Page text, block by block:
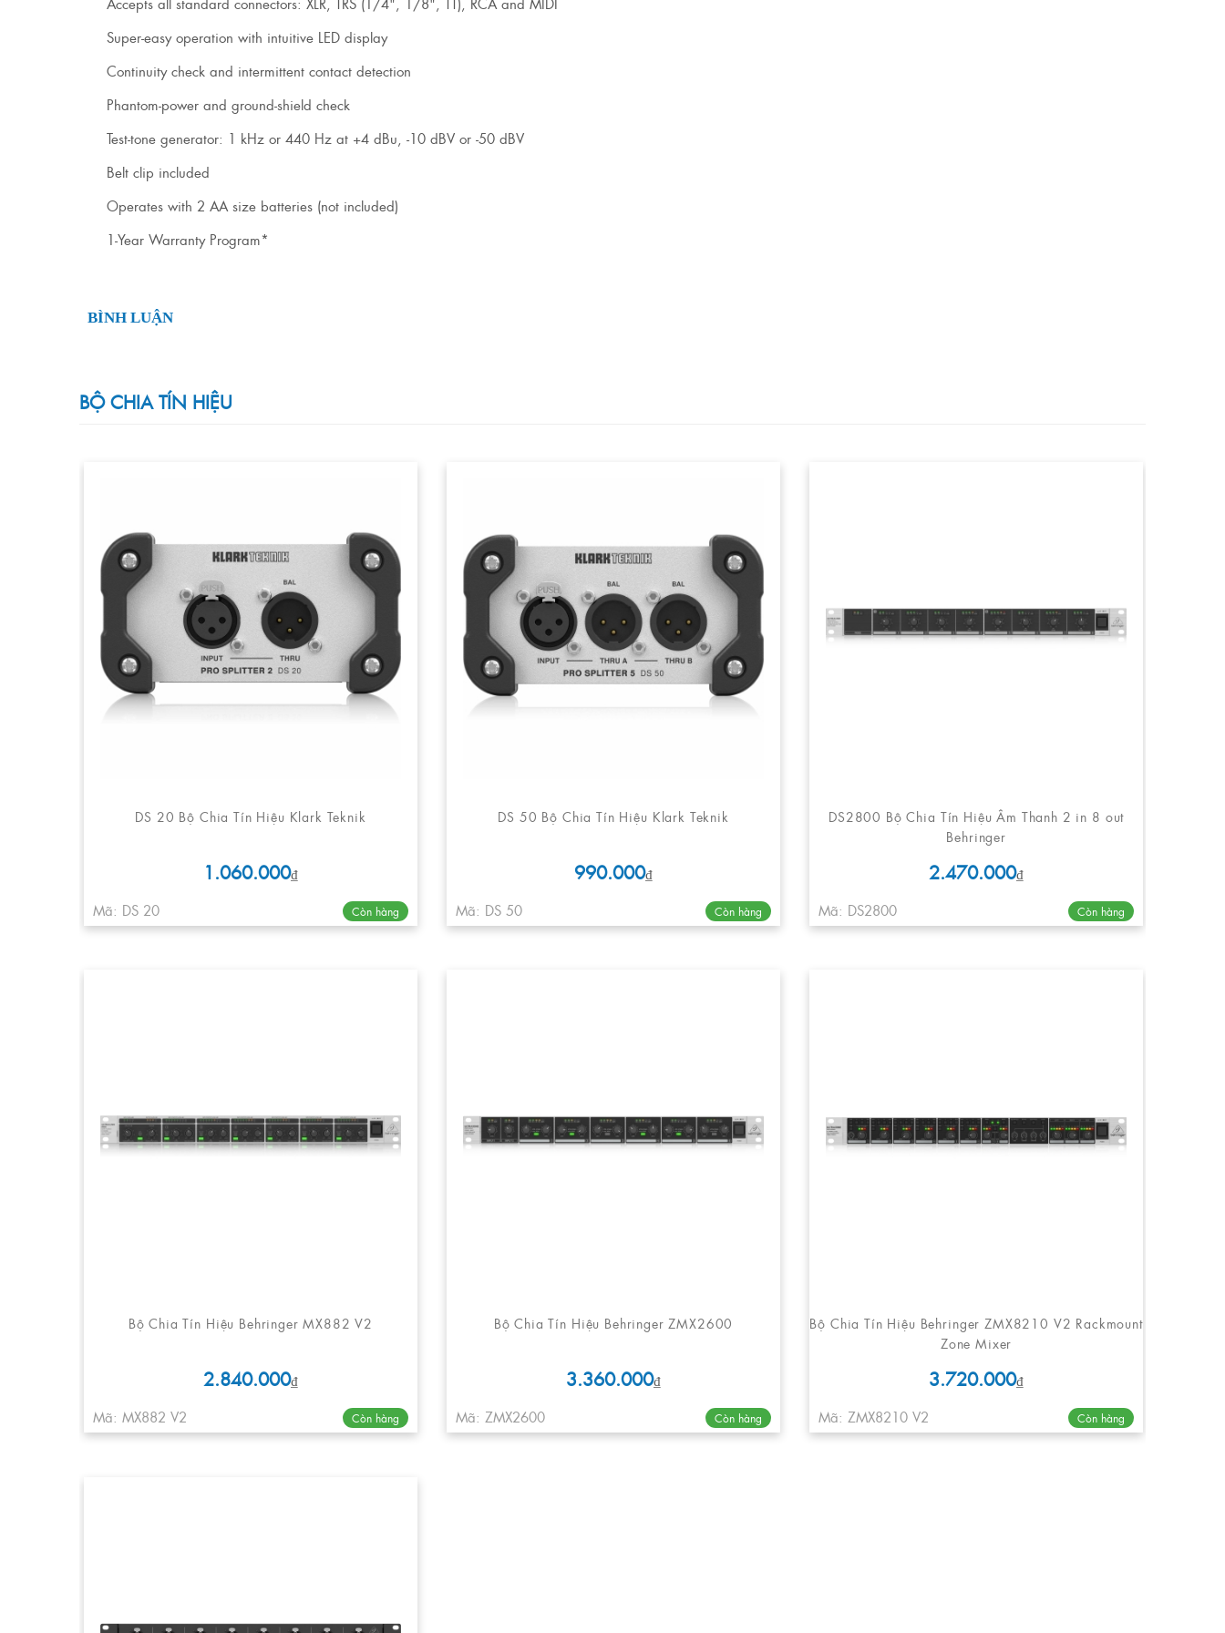
Super-easy operation with intuitive LED display
Continuity check and intermittent contact detection
Phantom-power and ground-shield check
Test-tone generator: 1 kHz or 440 Hz at +4 dBu, -10 dBV or -50 dBV
Belt clip included
Operates with 2 AA size batteries (not included)
1-Year Warranty Program*
BÌNH LUẬN
BỘ CHIA TÍN HIỆU
DS 20 Bộ Chia Tín Hiệu Klark Teknik
1.060.000₫
Mã: DS 20
Còn hàng
DS 50 Bộ Chia Tín Hiệu Klark Teknik
990.000₫
Mã: DS 50
Còn hàng
DS2800 Bộ Chia Tín Hiệu Âm Thanh 2 in 8 out
Behringer
2.470.000₫
Mã: DS2800
Còn hàng
Bộ Chia Tín Hiệu Behringer MX882 V2
2.840.000₫
Mã: MX882 V2
Còn hàng
Bộ Chia Tín Hiệu Behringer ZMX2600
3.360.000₫
Mã: ZMX2600
Còn hàng
Bộ Chia Tín Hiệu Behringer ZMX8210 V2 Rackmount
Zone Mixer
3.720.000₫
Mã: ZMX8210 V2
Còn hàng